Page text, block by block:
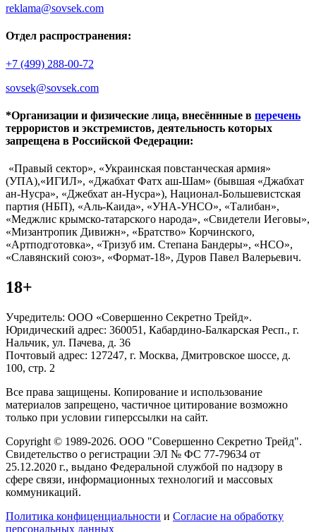
reklama@sovsek.com
Отдел распространения:
+7 (499) 288-00-72
sovsek@sovsek.com
*Организации и физические лица, внесённные в перечень
террористов и экстремистов, деятельность которых
запрещена в Российской Федерации:
«Правый сектор», «Украинская повстанческая армия»
(УПА),«ИГИЛ», «Джабхат Фатх аш-Шам» (бывшая «Джабхат
ан-Нусра», «Джебхат ан-Нусра»), Национал-Большевистская
партия (НБП), «Аль-Каида», «УНА-УНСО», «Талибан»,
«Меджлис крымско-татарского народа», «Свидетели Иеговы»,
«Мизантропик Дивижн», «Братство» Корчинского,
«Артподготовка», «Тризуб им. Степана Бандеры», «НСО»,
«Славянский союз», «Формат-18», Дуров Павел Валерьевич.
18+
Учредитель: ООО «Совершенно Секретно Трейд».
Юридический адрес: 360051, Кабардино-Балкарская Респ., г.
Нальчик, ул. Пачева, д. 36
Почтовый адрес: 127247, г. Москва, Дмитровское шоссе, д.
100, стр. 2
Все права защищены. Копирование и использование
материалов запрещено, частичное цитирование возможно
только при условии гиперссылки на сайт.
Copyright © 1989-2026. ООО "Совершенно Секретно Трейд".
Свидетельство о регистрации ЭЛ № ФС 77-79634 от
25.12.2020 г., выдано Федеральной службой по надзору в
сфере связи, информационных технологий и массовых
коммуникаций.
Политика конфиценциальности и Согласие на обработку
персональных данных